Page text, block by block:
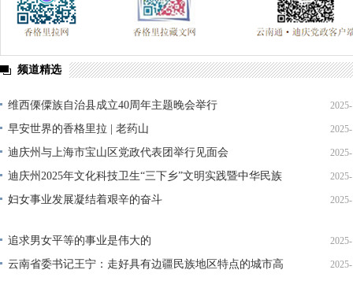
频道精选
维西傈僳族自治县成立40周年主题晚会举行
早安世界的香格里拉 | 老药山
迪庆州与上海市宝山区党政代表团举行见面会
迪庆州2025年文化科技卫生“三下乡”文明实践暨中华民族
共有精神家园建设专场演出精彩上演
妇女事业发展凝结着艰辛的奋斗
追求男女平等的事业是伟大的
云南省委书记王宁：走好具有边疆民族地区特点的城市高